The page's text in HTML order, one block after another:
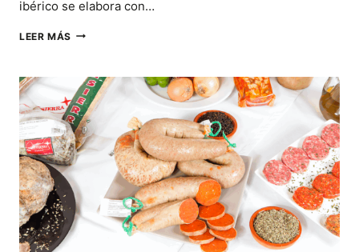
ibérico se elabora con…
LEER MÁS¿QUÉ
MORCÓN
IBÉRICO?